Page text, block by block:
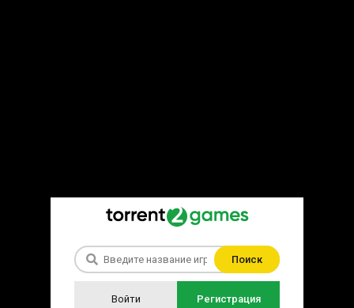
Поиск
Войти Регистрация